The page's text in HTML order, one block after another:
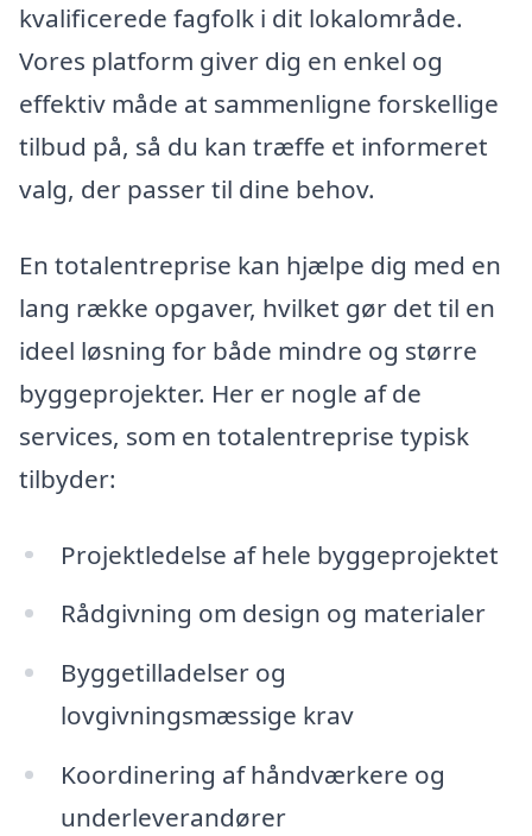
kvalificerede fagfolk i dit lokalområde.
Vores platform giver dig en enkel og
effektiv måde at sammenligne forskellige
tilbud på, så du kan træffe et informeret
valg, der passer til dine behov.
En totalentreprise kan hjælpe dig med en
lang række opgaver, hvilket gør det til en
ideel løsning for både mindre og større
byggeprojekter. Her er nogle af de
services, som en totalentreprise typisk
tilbyder:
Projektledelse af hele byggeprojektet
Rådgivning om design og materialer
Byggetilladelser og
lovgivningsmæssige krav
Koordinering af håndværkere og
underleverandører